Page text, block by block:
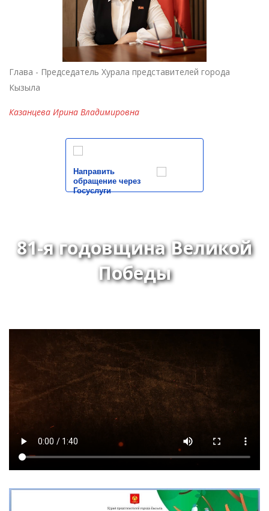
Глава - Председатель Хурала представителей города
Кызыла
Казанцева Ирина Владимировна
Направить
обращение через
Госуслуги
81-я годовщина Великой
Победы